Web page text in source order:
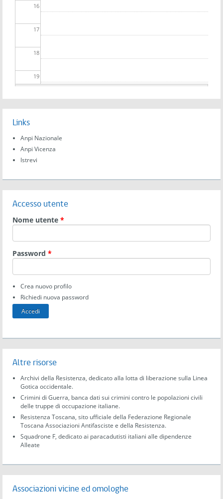
16
17
18
19
20
22
Links
Anpi Nazionale
Anpi Vicenza
Istrevi
Accesso utente
Nome utente *
Password *
Crea nuovo profilo
Richiedi nuova password
Altre risorse
Archivi della Resistenza, dedicato alla lotta di liberazione sulla Linea
Gotica occidentale.
Crimini di Guerra, banca dati sui crimini contro le popolazioni civili
delle truppe di occupazione italiane.
Resistenza Toscana, sito ufficiale della Federazione Regionale
Toscana Associazioni Antifasciste e della Resistenza.
Squadrone F, dedicato ai paracadutisti italiani alle dipendenze
Alleate
Associazioni vicine ed omologhe